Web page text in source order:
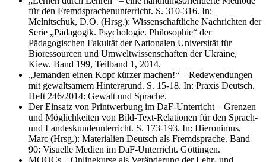
für den Fremdsprachenunterricht. S. 310-316. In:
Melnitschuk, D.O. (Hrsg.): Wissenschaftliche Nachrichten der
Serie „Pädagogik. Psychologie. Philosophie“ der
Pädagogischen Fakultät der Nationalen Universität für
Bioressourcen und Umweltwissenschaften der Ukraine,
Kiew. Band 199, Teilband 1, 2014.
„Jemanden einen Kopf kürzer machen!“ – Redewendungen
mit gewaltsamem Hintergrund. S. 15-18. In: Praxis Deutsch.
Heft 246/2014: Gewalt und Sprache.
Der Einsatz von Printwerbung im DaF-Unterricht – Grenzen
und Möglichkeiten von Bild-Text-Relationen für den Sprach-
und Landeskundeunterricht. S. 173-193. In: Hieronimus,
Marc (Hrsg.): Materialien Deutsch als Fremdsprache. Band
90: Visuelle Medien im DaF-Unterricht. Göttingen.
MOOCs – Onlinekurse als Veränderung der Lehr- und